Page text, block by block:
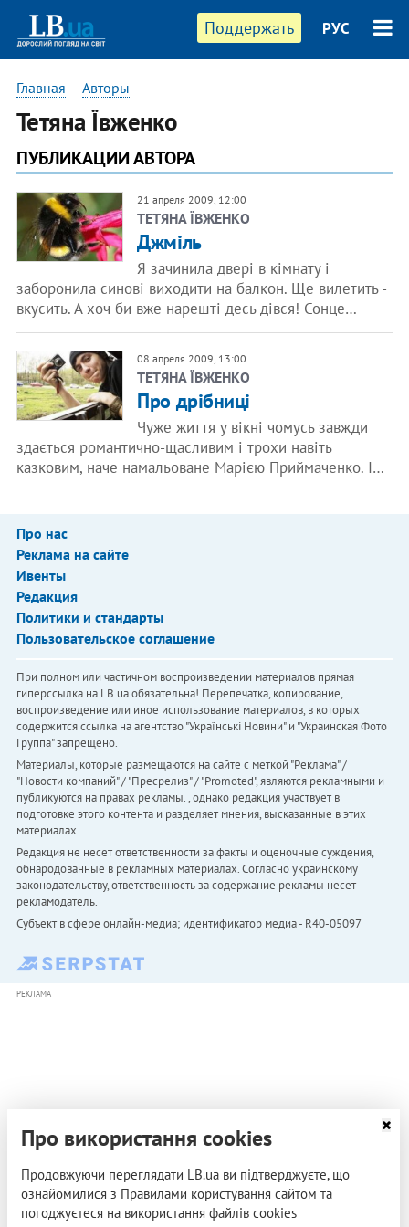
Поддержать РУС
Главная —Авторы
Тетяна Ївженко
ПУБЛИКАЦИИ АВТОРА
21 апреля 2009, 12:00
ТЕТЯНА ЇВЖЕНКО
Джміль
Я зачинила двері в кімнату і
заборонила синові виходити на балкон. Ще вилетить -
вкусить. А хоч би вже нарешті десь дівся! Сонце…
08 апреля 2009, 13:00
ТЕТЯНА ЇВЖЕНКО
Про дрібниці
Чуже життя у вікні чомусь завжди
здається романтично-щасливим і трохи навіть
казковим, наче намальоване Марією Приймаченко. І…
Про нас
Реклама на сайте
Ивенты
Редакция
Политики и стандарты
Пользовательское соглашение
При полном или частичном воспроизведении материалов прямая
гиперссылка на LB.ua обязательна! Перепечатка, копирование,
воспроизведение или иное использование материалов, в которых
содержится ссылка на агентство "Українськi Новини" и "Украинская Фото
Группа" запрещено.
Материалы, которые размещаются на сайте с меткой "Реклама" /
"Новости компаний" / "Пресрелиз" / "Promoted", являются рекламными и
публикуются на правах рекламы. , однако редакция участвует в
подготовке этого контента и разделяет мнения, высказанные в этих
материалах.
Редакция не несет ответственности за факты и оценочные суждения,
обнародованные в рекламных материалах. Согласно украинскому
законодательству, ответственность за содержание рекламы несет
рекламодатель.
Субъект в сфере онлайн-медиа; идентификатор медиа - R40-05097
РЕКЛАМА
Про використання cookies
Продовжуючи переглядати LB.ua ви підтверджуєте, що
ознайомилися з Правилами користування сайтом та
погоджуєтеся на використання файлів cookies